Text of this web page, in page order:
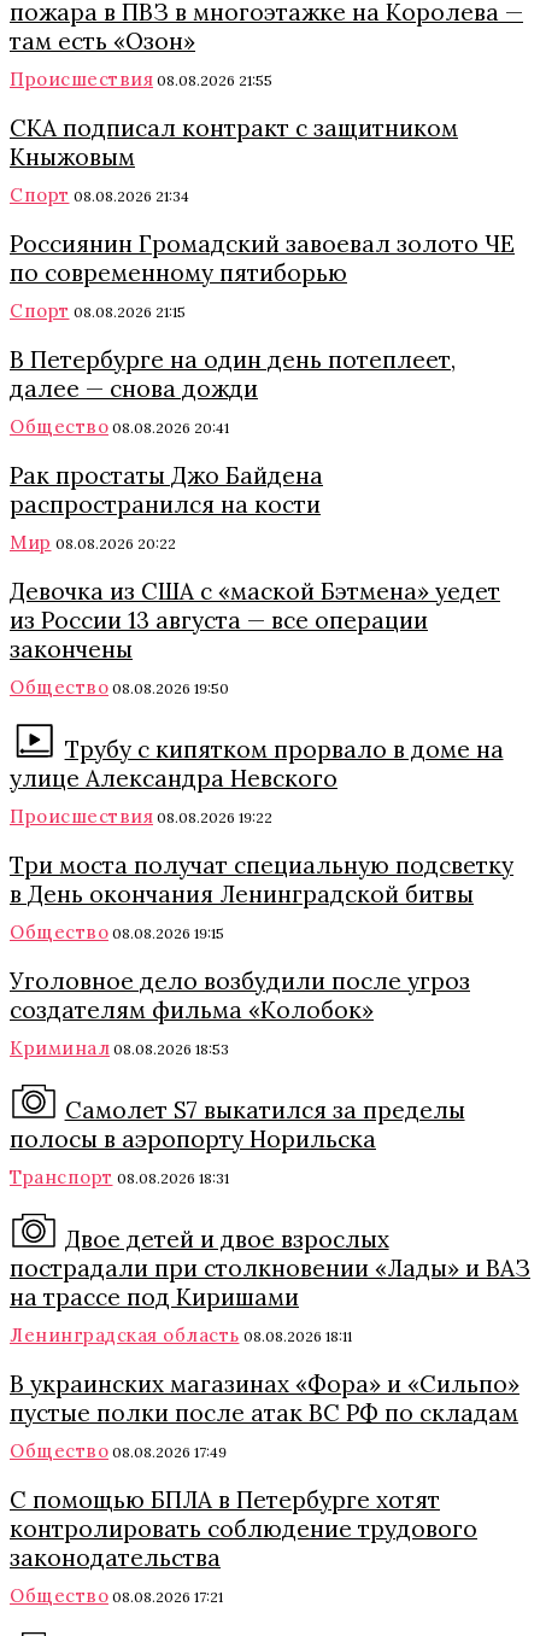
пожара в ПВЗ в многоэтажке на Королева —
там есть «Озон»
Происшествия 08.08.2026 21:55
СКА подписал контракт с защитником
Кныжовым
Спорт 08.08.2026 21:34
Россиянин Громадский завоевал золото ЧЕ
по современному пятиборью
Спорт 08.08.2026 21:15
В Петербурге на один день потеплеет,
далее — снова дожди
Общество 08.08.2026 20:41
Рак простаты Джо Байдена
распространился на кости
Мир 08.08.2026 20:22
Девочка из США с «маской Бэтмена» уедет
из России 13 августа — все операции
закончены
Общество 08.08.2026 19:50
Трубу с кипятком прорвало в доме на
улице Александра Невского
Происшествия 08.08.2026 19:22
Три моста получат специальную подсветку
в День окончания Ленинградской битвы
Общество 08.08.2026 19:15
Уголовное дело возбудили после угроз
создателям фильма «Колобок»
Криминал 08.08.2026 18:53
Самолет S7 выкатился за пределы
полосы в аэропорту Норильска
Транспорт 08.08.2026 18:31
Двое детей и двое взрослых
пострадали при столкновении «Лады» и ВАЗ
на трассе под Киришами
Ленинградская область 08.08.2026 18:11
В украинских магазинах «Фора» и «Сильпо»
пустые полки после атак ВС РФ по складам
Общество 08.08.2026 17:49
С помощью БПЛА в Петербурге хотят
контролировать соблюдение трудового
законодательства
Общество 08.08.2026 17:21